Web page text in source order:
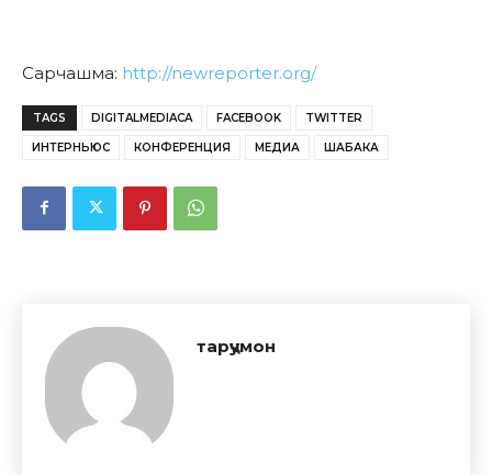
Сарчашма: http://newreporter.org/
TAGS DIGITALMEDIACA FACEBOOK TWITTER
ИНТЕРНЬЮС КОНФЕРЕНЦИЯ МЕДИА ШАБАКА
тарҷумон